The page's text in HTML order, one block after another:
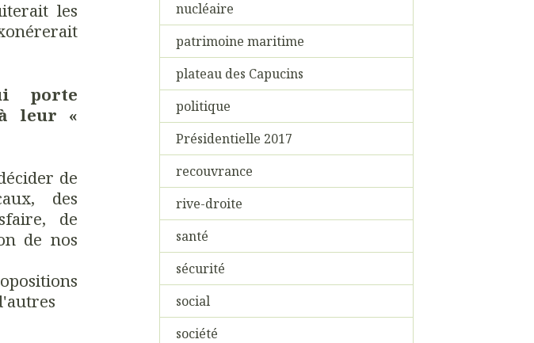
les
porte
leur «
de
des
de
de nos
nucléaire
patrimoine maritime
plateau des Capucins
politique
Présidentielle 2017
recouvrance
rive-droite
santé
sécurité
social
société